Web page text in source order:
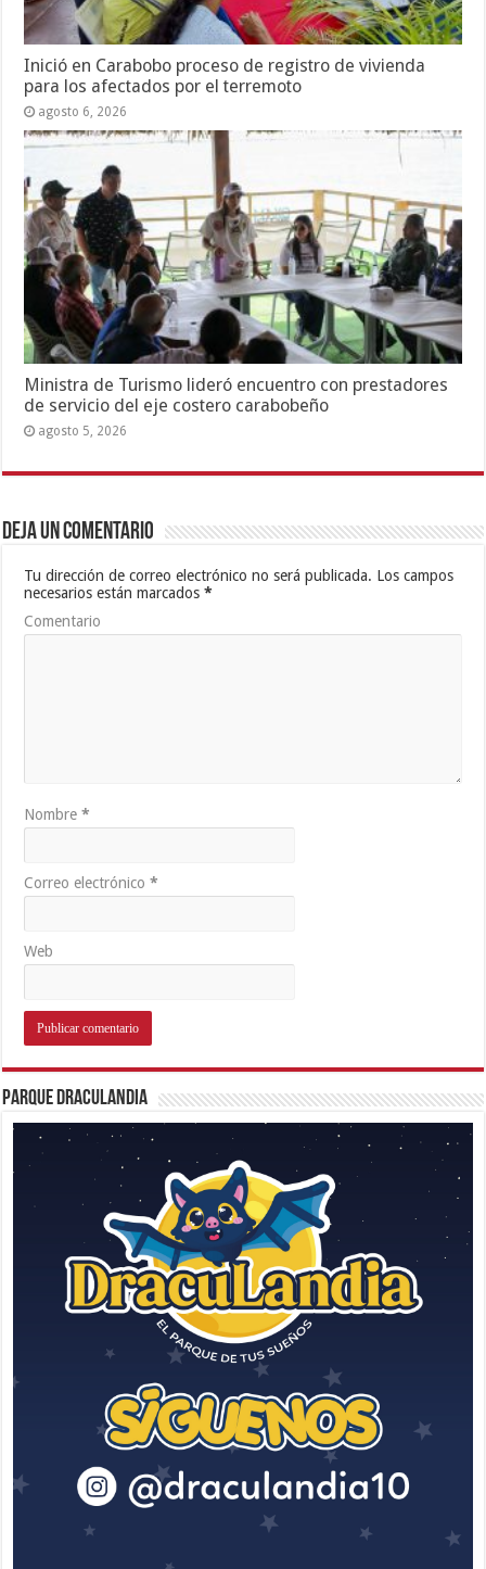
Inició en Carabobo proceso de registro de vivienda
para los afectados por el terremoto
agosto 6, 2026
Ministra de Turismo lideró encuentro con prestadores
de servicio del eje costero carabobeño
agosto 5, 2026
Deja un comentario
Tu dirección de correo electrónico no será publicada. Los campos
necesarios están marcados*
Comentario
Nombre*
Correo electrónico*
Web
Parque Draculandia